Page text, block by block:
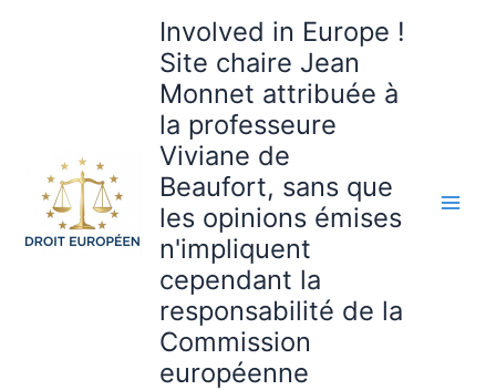
Involved in Europe !
Site chaire Jean
Monnet attribuée à
la professeure
Viviane de
Beaufort, sans que
les opinions émises
n'impliquent
cependant la
responsabilité de la
Commission
européenne